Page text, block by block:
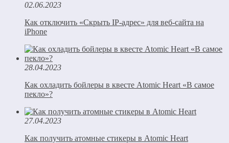
02.06.2023
Как отключить «Скрыть IP-адрес» для веб-сайта на
iPhone
28.04.2023
Как охладить бойлеры в квесте Atomic Heart «В самое
пекло»?
27.04.2023
Как получить атомные стикеры в Atomic Heart